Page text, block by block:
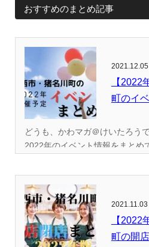
おすすめのまとめ記事
2021.12.05
【2022
町のイ
どうも、かわマガ＠けいたろう
2022年のイベント情報をまとめ
2021.11.03
【2022
町の開